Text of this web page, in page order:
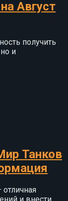
Август
получить
и
Танков